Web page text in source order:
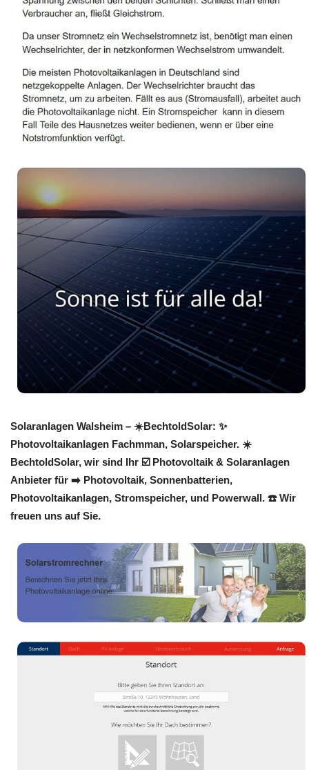
Solaranlagen Walsheim – ☀️BechtoldSolar: ✨
Photovoltaikanlagen Fachmman, Solarspeicher. ☀️
BechtoldSolar, wir sind Ihr ☑️ Photovoltaik & Solaranlagen
Anbieter für ➡️ Photovoltaik, Sonnenbatterien,
Photovoltaikanlagen, Stromspeicher, und Powerwall. ☎️ Wir
freuen uns auf Sie.